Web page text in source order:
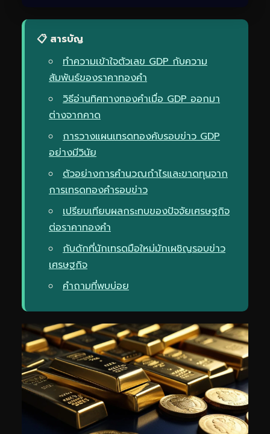
📋 สารบัญ
ทำความเข้าใจตัวเลข GDP กับความ
สัมพันธ์ของราคาทองคำ
วิธีอ่านทิศทางทองคำเมื่อ GDP ออกมา
ต่างจากคาด
การวางแผนเทรดทองคับรอบข่าว GDP
อย่างมีวินัย
ตัวอย่างการคำนวณกำไรและขาดทุนจาก
การเทรดทองคำรอบข่าว
เปรียบเทียบผลกระทบของปัจจัยเศรษฐกิจ
ต่อราคาทองคำ
กับดักที่นักเทรดมือใหม่มักเผชิญรอบข่าว
เศรษฐกิจ
คำถามที่พบบ่อย